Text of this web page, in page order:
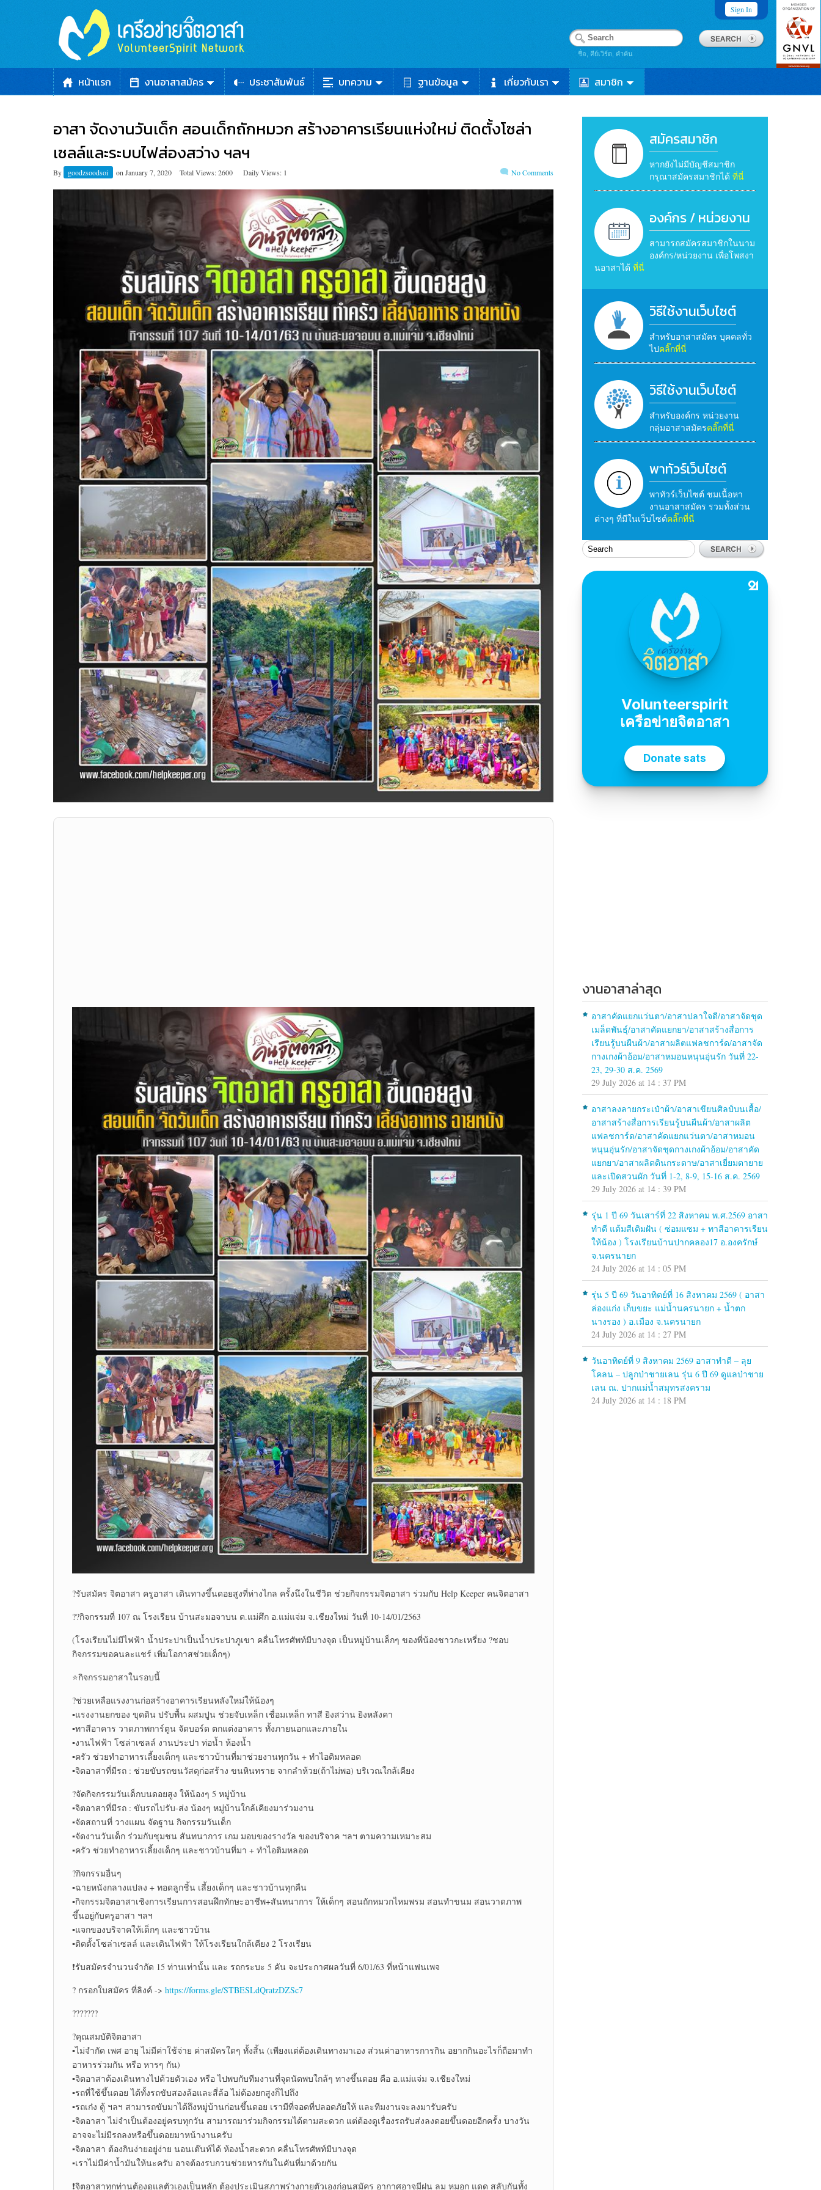
Sign In
ชื่อ, คีย์เวิร์ด, คำค้น
หน้าแรก งานอาสาสมัคร ประชาสัมพันธ์ บทความ ฐานข้อมูล เกี่ยวกับเรา สมาชิก
อาสา จัดงานวันเด็ก สอนเด็กถักหมวก สร้างอาคารเรียนแห่งใหม่ ติดตั้งโซล่า
เซลล์และระบบไฟส่องสว่าง ฯลฯ
By goodzsoodsoi on January 7, 2020 Total Views: 2600 Daily Views: 1 No Comments
?รับสมัคร จิตอาสา ครูอาสา เดินทางขึ้นดอยสูงที่ห่างไกล ครั้งนึงในชีวิต ช่วยกิจกรรมจิตอาสา ร่วมกับ Help Keeper คนจิตอาสา
??กิจกรรมที่ 107 ณ โรงเรียน บ้านสะมอจาบน ต.แม่ศึก อ.แม่แจ่ม จ.เชียงใหม่ วันที่ 10-14/01/2563
(โรงเรียนไม่มีไฟฟ้า น้ำประปาเป็นน้ำประปาภูเขา คลื่นโทรศัพท์มีบางจุด เป็นหมู่บ้านเล็กๆ ของพี่น้องชาวกะเหรี่ยง ?ชอบ
กิจกรรมขอคนละแชร์ เพิ่มโอกาสช่วยเด็กๆ)
⭐กิจกรรมอาสาในรอบนี้
?ช่วยเหลือแรงงานก่อสร้างอาคารเรียนหลังใหม่ให้น้องๆ
▪แรงงานยกของ ขุดดิน ปรับพื้น ผสมปูน ช่วยจับเหล็ก เชื่อมเหล็ก ทาสี ยิงสว่าน ยิงหลังคา
▪ทาสีอาคาร วาดภาพการ์ตูน จัดบอร์ด ตกแต่งอาคาร ทั้งภายนอกและภายใน
▪งานไฟฟ้า โซล่าเซลล์ งานประปา ท่อน้ำ ห้องน้ำ
▪ครัว ช่วยทำอาหารเลี้ยงเด็กๆ และชาวบ้านที่มาช่วยงานทุกวัน + ทำไอติมหลอด
▪จิตอาสาที่มีรถ : ช่วยขับรถขนวัสดุก่อสร้าง ขนหินทราย จากลำห้วย(ถ้าไม่พอ) บริเวณใกล้เคียง
?จัดกิจกรรมวันเด็กบนดอยสูง ให้น้องๆ 5 หมู่บ้าน
▪จิตอาสาที่มีรถ : ขับรถไปรับ-ส่ง น้องๆ หมู่บ้านใกล้เคียงมาร่วมงาน
▪จัดสถานที่ วางแผน จัดฐาน กิจกรรมวันเด็ก
▪จัดงานวันเด็ก ร่วมกับชุมชน สันทนาการ เกม มอบของรางวัล ของบริจาค ฯลฯ ตามความเหมาะสม
▪ครัว ช่วยทำอาหารเลี้ยงเด็กๆ และชาวบ้านที่มา + ทำไอติมหลอด
?กิจกรรมอื่นๆ
▪ฉายหนังกลางแปลง + ทอดลูกชิ้น เลี้ยงเด็กๆ และชาวบ้านทุกคืน
▪กิจกรรมจิตอาสาเชิงการเรียนการสอนฝึกทักษะอาชีพ+สันทนาการ ให้เด็กๆ สอนถักหมวกไหมพรม สอนทำขนม สอนวาดภาพ
ขึ้นอยู่กับครูอาสา ฯลฯ
▪แจกของบริจาคให้เด็กๆ และชาวบ้าน
▪ติดตั้งโซล่าเซลล์ และเดินไฟฟ้า ให้โรงเรียนใกล้เคียง 2 โรงเรียน
❗รับสมัครจำนวนจำกัด 15 ท่านเท่านั้น และ รถกระบะ 5 คัน จะประกาศผลวันที่ 6/01/63 ที่หน้าแฟนเพจ
? กรอกใบสมัคร ที่ลิงค์ -> https://forms.gle/STBESLdQratzDZSc7
???????
?คุณสมบัติจิตอาสา
▪ไม่จำกัด เพศ อายุ ไม่มีค่าใช้จ่าย ค่าสมัครใดๆ ทั้งสิ้น (เพียงแต่ต้องเดินทางมาเอง ส่วนค่าอาหารการกิน อยากกินอะไรก็ถือมาทำ
อาหารร่วมกัน หรือ หารๆ กัน)
▪จิตอาสาต้องเดินทางไปด้วยตัวเอง หรือ ไปพบกับทีมงานที่จุดนัดพบใกล้ๆ ทางขึ้นดอย คือ อ.แม่แจ่ม จ.เชียงใหม่
▪รถที่ใช้ขึ้นดอย ได้ทั้งรถขับสองล้อและสี่ล้อ ไม่ต้องยกสูงก็ไปถึง
▪รถเก๋ง ตู้ ฯลฯ สามารถขับมาได้ถึงหมู่บ้านก่อนขึ้นดอย เรามีที่จอดที่ปลอดภัยให้ และทีมงานจะลงมารับครับ
▪จิตอาสา ไม่จำเป็นต้องอยู่ครบทุกวัน สามารถมาร่วมกิจกรรมได้ตามสะดวก แต่ต้องดูเรื่องรถรับส่งลงดอยขึ้นดอยอีกครั้ง บางวัน
อาจจะไม่มีรถลงหรือขึ้นดอยมาหน้างานครับ
▪จิตอาสา ต้องกินง่ายอยู่ง่าย นอนเต๊นท์ได้ ห้องน้ำสะดวก คลื่นโทรศัพท์มีบางจุด
▪เราไม่มีค่าน้ำมันให้นะครับ อาจต้องรบกวนช่วยหารกันในคันที่มาด้วยกัน
❗จิตอาสาทุกท่านต้องดูแลตัวเองเป็นหลัก ต้องประเมินสภาพร่างกายตัวเองก่อนสมัคร อากาศอาจมีฝน ลม หมอก แดด สลับกันทั้ง
สมัครสมาชิก
หากยังไม่มีบัญชีสมาชิก
กรุณาสมัครสมาชิกได้ ที่นี่
องค์กร / หน่วยงาน
สามารถสมัครสมาชิกในนาม
องค์กร/หน่วยงาน เพื่อโพสงา
นอาสาได้ ที่นี่
วิธีใช้งานเว็บไซต์
สำหรับอาสาสมัคร บุคคลทั่ว
ไปคลิ๊กที่นี่
วิธีใช้งานเว็บไซต์
สำหรับองค์กร หน่วยงาน
กลุ่มอาสาสมัครคลิ๊กที่นี่
พาทัวร์เว็บไซต์
พาทัวร์เว็บไซต์ ชมเนื้อหา
งานอาสาสมัคร รวมทั้งส่วน
ต่างๆ ที่มีในเว็บไซต์คลิ๊กที่นี่
งานอาสาล่าสุด
อาสาคัดแยกแว่นตา/อาสาปลาใจดี/อาสาจัดชุด
เมล็ดพันธุ์/อาสาคัดแยกยา/อาสาสร้างสื่อการ
เรียนรู้บนผืนผ้า/อาสาผลิตแฟลชการ์ด/อาสาจัด
กางเกงผ้าอ้อม/อาสาหมอนหนุนอุ่นรัก วันที่ 22-
23, 29-30 ส.ค. 2569
29 July 2026 at 14 : 37 PM
อาสาลงลายกระเป๋าผ้า/อาสาเขียนศิลป์บนเสื้อ/
อาสาสร้างสื่อการเรียนรู้บนผืนผ้า/อาสาผลิต
แฟลชการ์ด/อาสาคัดแยกแว่นตา/อาสาหมอน
หนุนอุ่นรัก/อาสาจัดชุดกางเกงผ้าอ้อม/อาสาคัด
แยกยา/อาสาผลิตดินกระดาษ/อาสาเยี่ยมตายาย
และเปิดสวนผัก วันที่ 1-2, 8-9, 15-16 ส.ค. 2569
29 July 2026 at 14 : 39 PM
รุ่น 1 ปี 69 วันเสาร์ที่ 22 สิงหาคม พ.ศ.2569 อาสา
ทำดี แต้มสีเติมฝัน ( ซ่อมแซม + ทาสีอาคารเรียน
ให้น้อง ) โรงเรียนบ้านปากคลอง17 อ.องครักษ์
จ.นครนายก
24 July 2026 at 14 : 05 PM
รุ่น 5 ปี 69 วันอาทิตย์ที่ 16 สิงหาคม 2569 ( อาสา
ล่องแก่ง เก็บขยะ แม่น้ำนครนายก + น้ำตก
นางรอง ) อ.เมือง จ.นครนายก
24 July 2026 at 14 : 27 PM
วันอาทิตย์ที่ 9 สิงหาคม 2569 อาสาทำดี – ลุย
โคลน – ปลูกป่าชายเลน รุ่น 6 ปี 69 ดูแลป่าชาย
เลน ณ. ปากแม่น้ำสมุทรสงคราม
24 July 2026 at 14 : 18 PM